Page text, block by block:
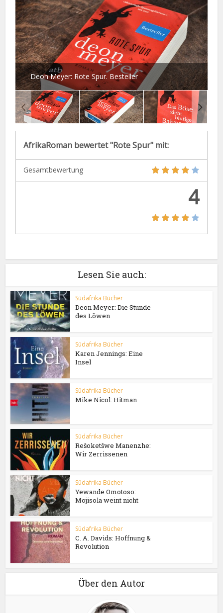
Deon Meyer: Rote Spur. Besteller
AfrikaRoman bewertet "Rote Spur" mit:
Gesamtbewertung
4
Lesen Sie auch:
Südafrika Bücher
Deon Meyer: Die Stunde
des Löwen
Südafrika Bücher
Karen Jennings: Eine
Insel
Südafrika Bücher
Mike Nicol: Hitman
Südafrika Bücher
Rešoketšwe Manenzhe:
Wir Zerrissenen
Südafrika Bücher
Yewande Omotoso:
Mojisola weint nicht
Südafrika Bücher
C. A. Davids: Hoffnung &
Revolution
Über den Autor